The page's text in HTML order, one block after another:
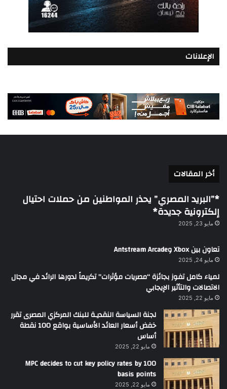
الإعلانات
أخر المقالات
*”البريد المصري” يحذر المواطنين من حملات احتيال
إلكترونية جديدة*
مايو 23, 2025
تعاون بين Xbox وAntstream Arcade
مايو 24, 2025
لمياء كامل تفوز بجائزة “مصريات مؤثرات” تكريماً لدورها الرائد في مجال
الاتصالات والتأثير الإيجابي
مايو 22, 2025
لجنة السياسة النقديـة للبنك المركزي المصرى تقرر
خفض أسعار العائد الأساسية بواقع 100 نقطة
أساس
مايو 22, 2025
MPC decides to cut key policy rates by 100
basis points
مايو 22, 2025